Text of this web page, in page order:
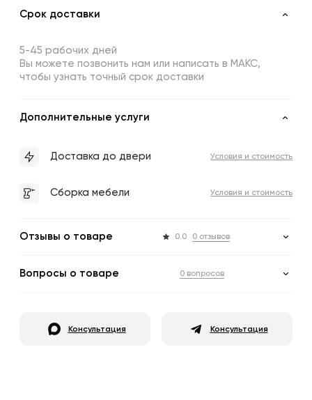
Срок доставки
5-45 рабочих дней
Вы можете позвонить нам или написать в МАКС,
чтобы узнать точный срок доставки
Дополнительные услуги
Доставка до двери Условия и стоимость
Сборка мебели Условия и стоимость
Отзывы о товаре 0.0 0 отзывов
Вопросы о товаре 0 вопросов
Консультация Консультация